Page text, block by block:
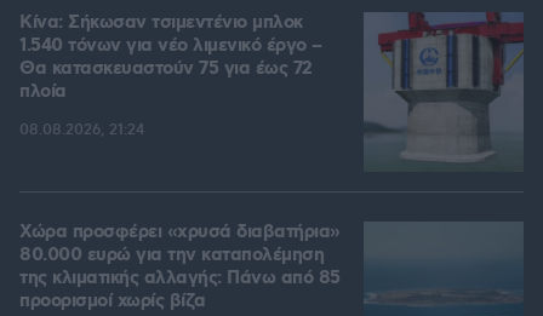
Κίνα: Σήκωσαν τσιμεντένιο μπλοκ
1.540 τόνων για νέο λιμενικό έργο –
Θα κατασκευαστούν 75 για έως 72
πλοία
08.08.2026, 21:24
Χώρα προσφέρει «χρυσά διαβατήρια»
80.000 ευρώ για την καταπολέμηση
της κλιματικής αλλαγής: Πάνω από 85
προορισμοί χωρίς βίζα